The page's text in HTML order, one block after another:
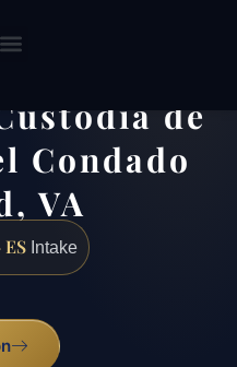
de
Condado
VA
ES Intake